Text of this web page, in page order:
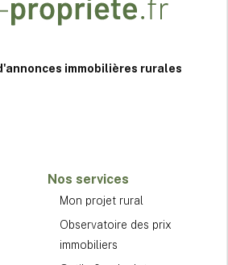
immobilières rurales
Nos services
Mon projet rural
Observatoire des prix
immobiliers